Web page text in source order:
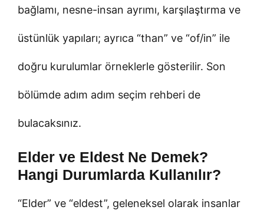
bağlamı, nesne-insan ayrımı, karşılaştırma ve
üstünlük yapıları; ayrıca “than” ve “of/in” ile
doğru kurulumlar örneklerle gösterilir. Son
bölümde adım adım seçim rehberi de
bulacaksınız.
Elder ve Eldest Ne Demek?
Hangi Durumlarda Kullanılır?
“Elder” ve “eldest”, geleneksel olarak insanlar